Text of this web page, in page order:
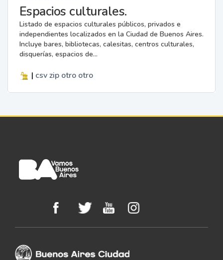
Espacios culturales.
Listado de espacios culturales públicos, privados e
independientes localizados en la Ciudad de Buenos Aires.
Incluye bares, bibliotecas, calesitas, centros culturales,
disquerías, espacios de...
| csv zip otro otro